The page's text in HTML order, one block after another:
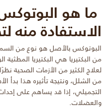
ما هو
الاستفادة منه
البوتوكس بالأصل هو نوع من
من البكتيريا هي البكتيريا
لعلاج الكثير من الأزمات الصحية
من الشلل، ونتيجة تأثيره هذا بدأ
التجميلي، إذا قد يساهم على
والعضلات.